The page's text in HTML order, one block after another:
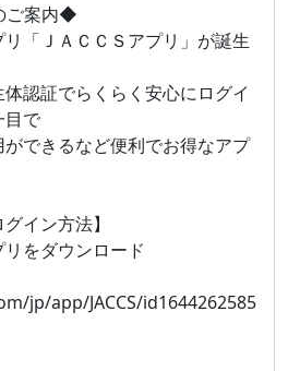
ご案内◆
「ＪＡＣＣＳアプリ」が誕生
認証でらくらく安心にログイ
目で
できるなど便利でお得なアプ
イン方法】
リをダウンロード
jp/app/JACCS/id1644262585